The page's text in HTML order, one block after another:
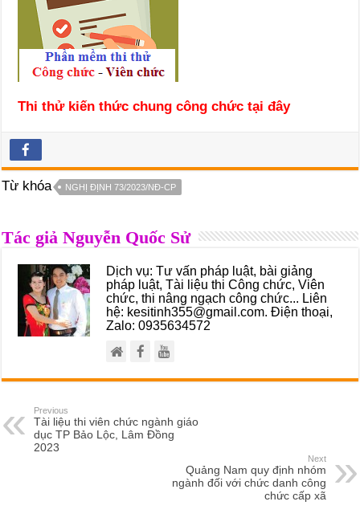
Thi thử kiến thức chung công chức tại đây
Từ khóa NGHỊ ĐỊNH 73/2023/NĐ-CP
Tác giả Nguyễn Quốc Sử
Dịch vụ: Tư vấn pháp luật, bài giảng
pháp luật, Tài liệu thi Công chức, Viên
chức, thi nâng ngạch công chức... Liên
hệ: kesitinh355@gmail.com. Điện thoại,
Zalo: 0935634572
Previous
Tài liệu thi viên chức ngành giáo
dục TP Bảo Lộc, Lâm Đồng
2023
Next
Quảng Nam quy định nhóm
ngành đối với chức danh công
chức cấp xã